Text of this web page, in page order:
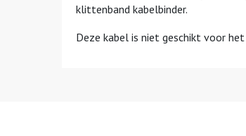
klittenband kabelbinder.
Deze kabel is niet geschikt voor